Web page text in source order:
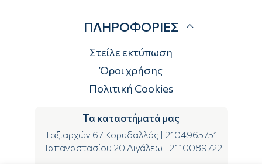
Τρόποι αποστολής
Τρόποι πληρωμής
Επιστροφές
ΠΛΗΡΟΦΟΡΙΕΣ
Στείλε εκτύπωση
Όροι χρήσης
Πολιτική Cookies
Τα καταστήματά μας
Ταξιαρχών 67 Κορυδαλλός
2104965751
Παπαναστασίου 20 Αιγάλεω
2110089722